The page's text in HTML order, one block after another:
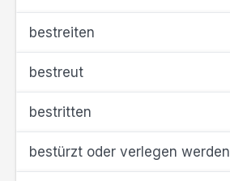
bestreiten
bestreut
bestritten
bestürzt oder verlegen werden